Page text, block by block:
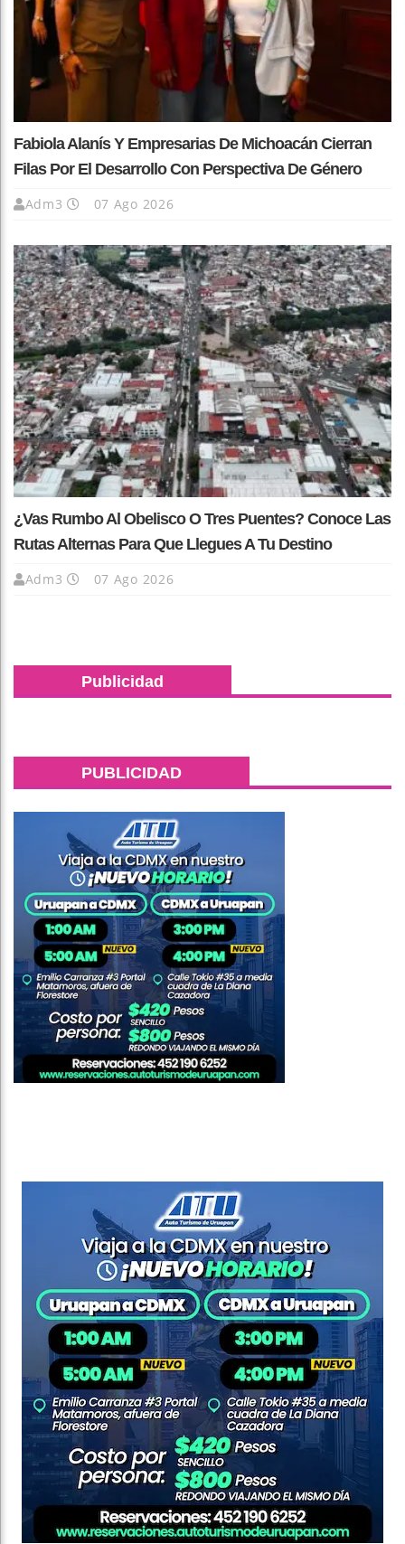
Fabiola Alanís Y Empresarias De Michoacán Cierran
Filas Por El Desarrollo Con Perspectiva De Género
Adm3 07 Ago 2026
¿Vas Rumbo Al Obelisco O Tres Puentes? Conoce Las
Rutas Alternas Para Que Llegues A Tu Destino
Adm3 07 Ago 2026
Publicidad
PUBLICIDAD